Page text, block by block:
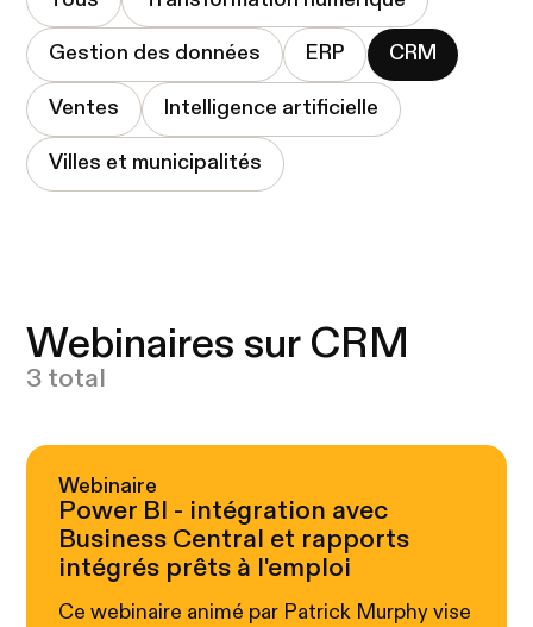
Gestion des données ERP CRM
Ventes Intelligence artificielle
Villes et municipalités
Webinaires sur CRM
3 total
Webinaire
Power BI - intégration avec
Business Central et rapports
intégrés prêts à l'emploi
Ce webinaire animé par Patrick Murphy vise